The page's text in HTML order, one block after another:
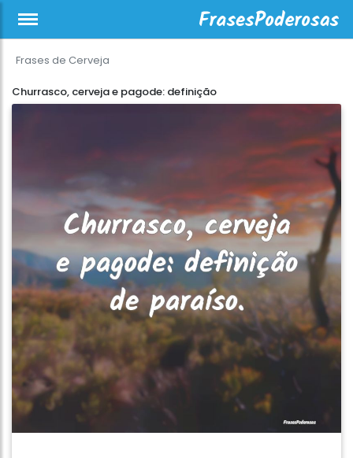
Frases de Cerveja
Churrasco, cerveja e pagode: definição